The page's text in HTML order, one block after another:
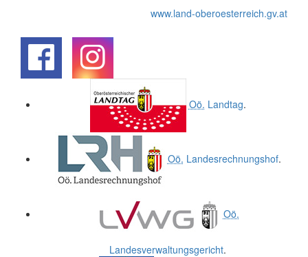
www.land-oberoesterreich.gv.at
Oö. Landtag.
Oö. Landesrechnungshof.
Oö.
Landesverwaltungsgericht.